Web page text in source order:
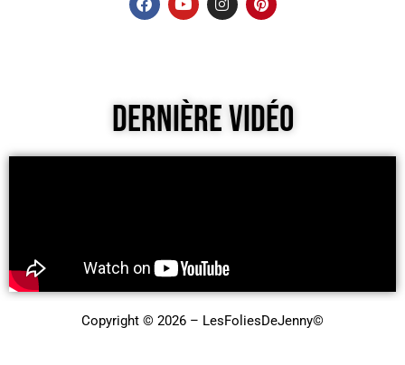
Dernière Vidéo
Copyright © 2026 – LesFoliesDeJenny©